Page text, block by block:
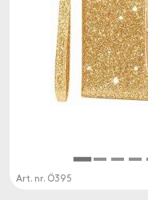
Art. nr. Ö395